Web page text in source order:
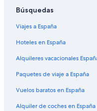
Búsquedas
Viajes a España
Hoteles en España
Alquileres vacacionales
Paquetes de viaje a España
Vuelos baratos en España
Alquiler de coches en España